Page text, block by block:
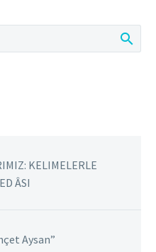
KELIMELERLE
ÂSI
Aysan”